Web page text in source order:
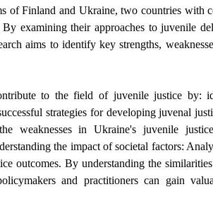
of Finland and Ukraine, two countries with
examining their approaches to juvenile
aims to identify key strengths,
to the field of juvenile justice by:
strategies for developing juvenal
weaknesses in Ukraine's juvenile
the impact of societal factors:
outcomes. By understanding the
and practitioners can gain